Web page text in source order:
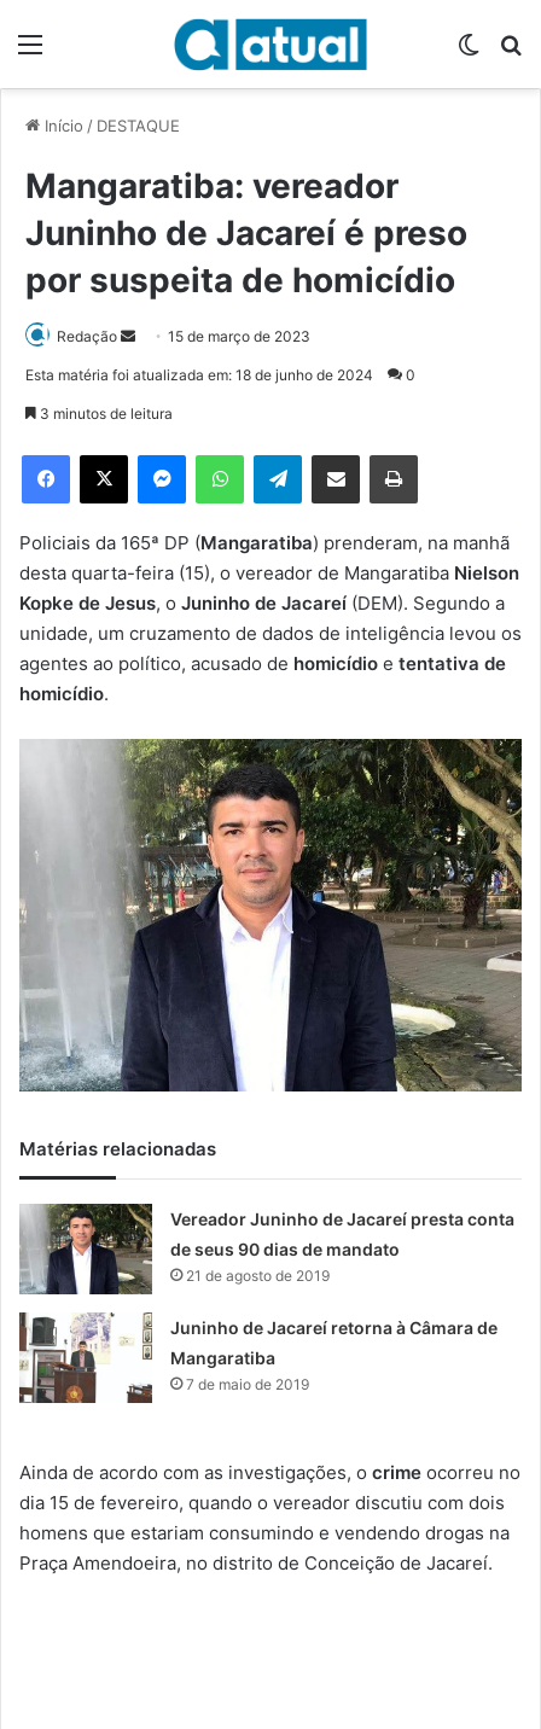
Início / DESTAQUE
Mangaratiba: vereador
Juninho de Jacareí é preso
por suspeita de homicídio
Redação
d
e
m
e
-
m
a
15 de março de 2023
Esta matéria foi atualizada em: 18 de junho de 2024 0
3 minutos de leitura
Telegram
Policiais da 165ª DP (Mangaratiba) prenderam, na manhã
desta quarta-feira (15), o vereador de Mangaratiba Nielson
Kopke de Jesus, o Juninho de Jacareí (DEM). Segundo a
unidade, um cruzamento de dados de inteligência levou os
agentes ao político, acusado de homicídio e tentativa de
homicídio.
Matérias relacionadas
Vereador Juninho de Jacareí presta conta
de seus 90 dias de mandato
21 de agosto de 2019
Juninho de Jacareí retorna à Câmara de
Mangaratiba
7 de maio de 2019
Ainda de acordo com as investigações, o crime ocorreu no
dia 15 de fevereiro, quando o vereador discutiu com dois
homens que estariam consumindo e vendendo drogas na
Praça Amendoeira, no distrito de Conceição de Jacareí.